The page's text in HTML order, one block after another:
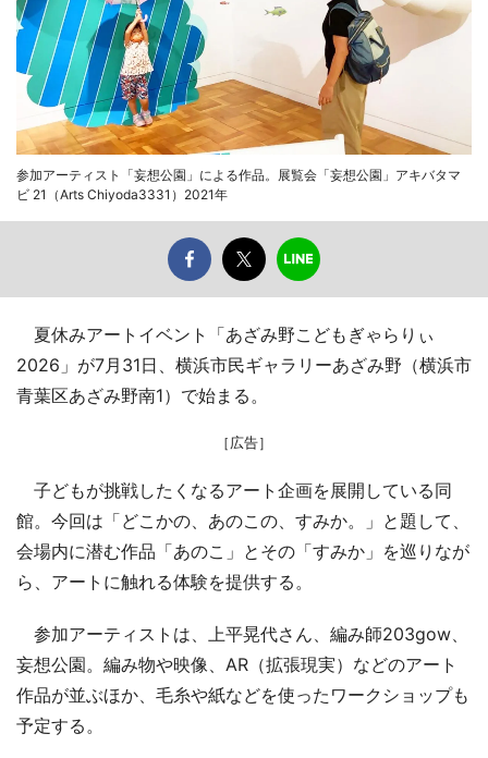
参加アーティスト「妄想公園」による作品。展覧会「妄想公園」アキバタマ
ビ 21（Arts Chiyoda3331）2021年
夏休みアートイベント「あざみ野こどもぎゃらりぃ
2026」が7月31日、横浜市民ギャラリーあざみ野（横浜市
青葉区あざみ野南1）で始まる。
［広告］
子どもが挑戦したくなるアート企画を展開している同
館。今回は「どこかの、あのこの、すみか。」と題して、
会場内に潜む作品「あのこ」とその「すみか」を巡りなが
ら、アートに触れる体験を提供する。
参加アーティストは、上平晃代さん、編み師203gow、
妄想公園。編み物や映像、AR（拡張現実）などのアート
作品が並ぶほか、毛糸や紙などを使ったワークショップも
予定する。